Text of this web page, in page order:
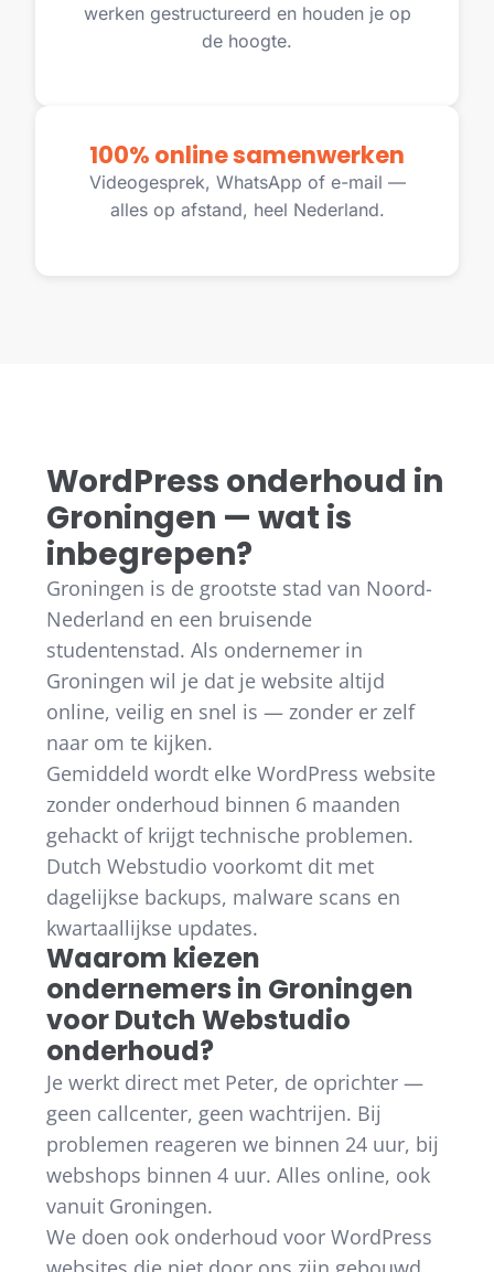
werken gestructureerd en houden je op
de hoogte.
100% online samenwerken
Videogesprek, WhatsApp of e-mail —
alles op afstand, heel Nederland.
WordPress onderhoud in
Groningen — wat is
inbegrepen?
Groningen is de grootste stad van Noord-
Nederland en een bruisende
studentenstad. Als ondernemer in
Groningen wil je dat je website altijd
online, veilig en snel is — zonder er zelf
naar om te kijken.
Gemiddeld wordt elke WordPress website
zonder onderhoud binnen 6 maanden
gehackt of krijgt technische problemen.
Dutch Webstudio voorkomt dit met
dagelijkse backups, malware scans en
kwartaallijkse updates.
Waarom kiezen
ondernemers in Groningen
voor Dutch Webstudio
onderhoud?
Je werkt direct met Peter, de oprichter —
geen callcenter, geen wachtrijen. Bij
problemen reageren we binnen 24 uur, bij
webshops binnen 4 uur. Alles online, ook
vanuit Groningen.
We doen ook onderhoud voor WordPress